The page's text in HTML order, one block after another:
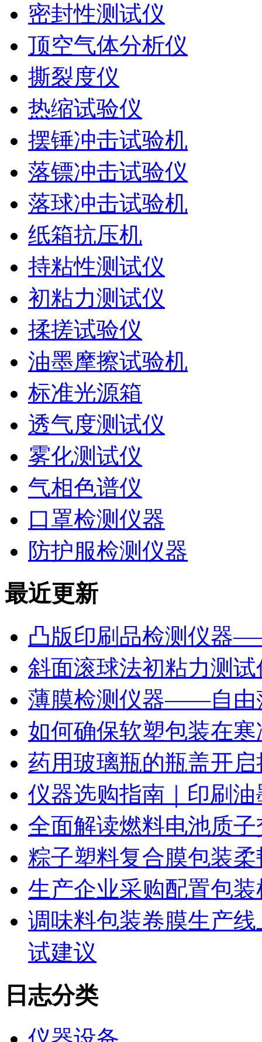
密封性测试仪
顶空气体分析仪
撕裂度仪
热缩试验仪
摆锤冲击试验机
落镖冲击试验仪
落球冲击试验机
纸箱抗压机
持粘性测试仪
初粘力测试仪
揉搓试验仪
油墨摩擦试验机
标准光源箱
透气度测试仪
雾化测试仪
气相色谱仪
口罩检测仪器
防护服检测仪器
最近更新
凸版印刷品检测仪器
斜面滚球法初粘力测
薄膜检测仪器——自由
如何确保软塑包装在
药用玻璃瓶的瓶盖开
仪器选购指南｜印刷
全面解读燃料电池质
粽子塑料复合膜包装
生产企业采购配置包
调味料包装卷膜生产
试建议
日志分类